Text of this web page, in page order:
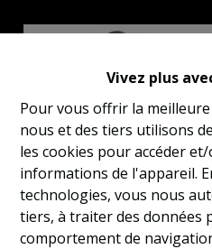
Vivez plus
Pour vous offrir la
nous et des tiers utilisons
les cookies pour accéder
informations de l'appareil.
technologies, vous nous
tiers, à traiter des données
comportement de